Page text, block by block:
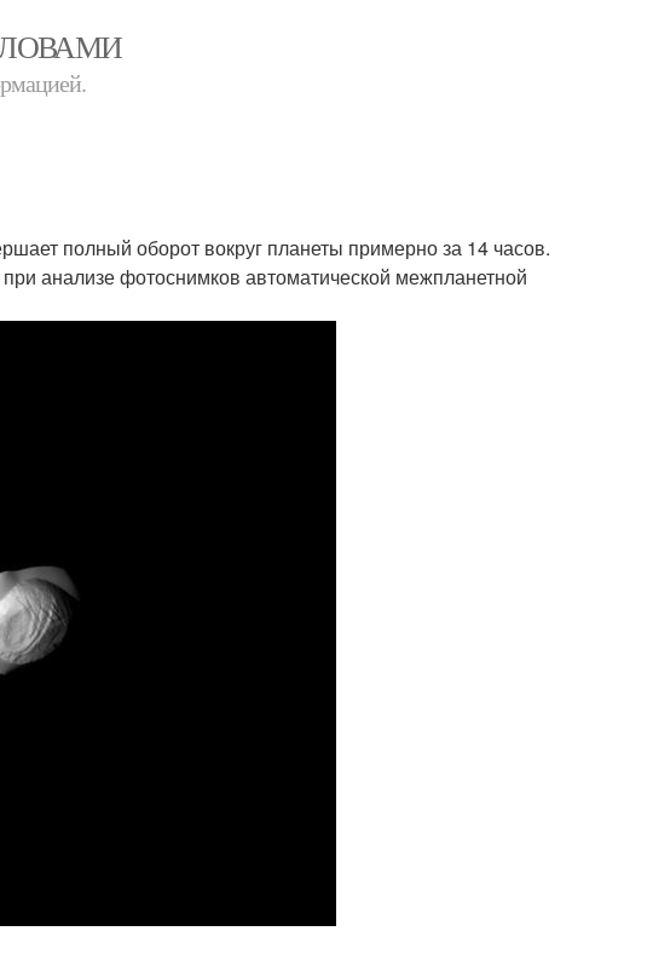
полный оборот вокруг планеты примерно за 14 часов.
анализе фотоснимков автоматической межпланетной